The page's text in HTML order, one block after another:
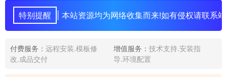
特别提醒 | 本站资源均为网络收集而来!如有侵权请联系
付费服务： 远程安装.模板修
改.成品交付
增值服务： 技术支持.安装指
导.环境配置